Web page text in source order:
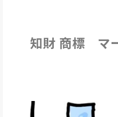
知財 商標 マ